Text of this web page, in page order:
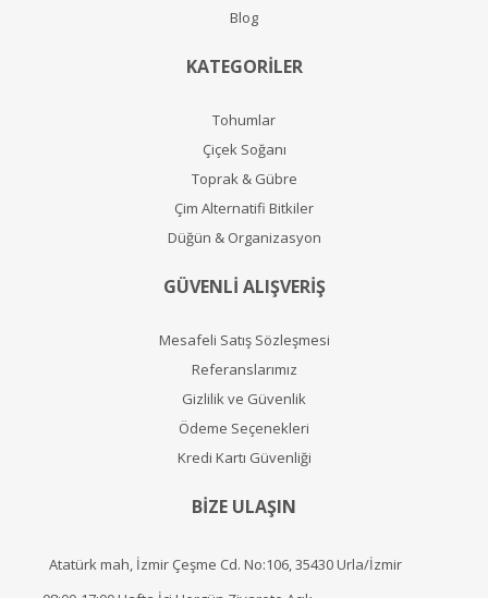
Blog
KATEGORİLER
Tohumlar
Çiçek Soğanı
Toprak & Gübre
Çim Alternatifi Bitkiler
Düğün & Organizasyon
GÜVENLİ ALIŞVERİŞ
Mesafeli Satış Sözleşmesi
Referanslarımız
Gizlilik ve Güvenlik
Ödeme Seçenekleri
Kredi Kartı Güvenliği
BİZE ULAŞIN
Atatürk mah, İzmir Çeşme Cd. No:106, 35430 Urla/İzmir